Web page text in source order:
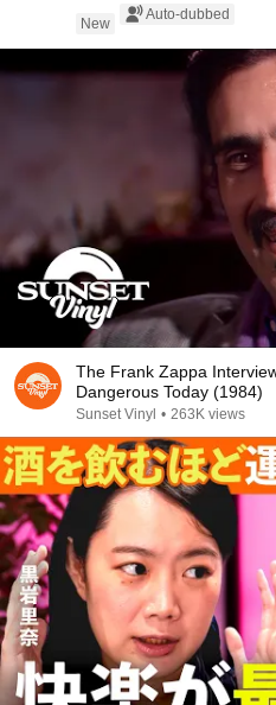
New
Auto-dubbed
The Frank Zappa
Dangerous Today (1984)
Sunset Vinyl • 263K views